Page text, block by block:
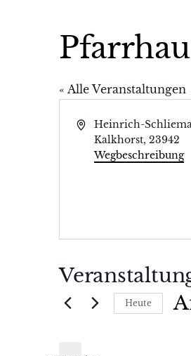
« Alle Veranstaltungen
AdresseHeinrich-
Kalkhorst, 23942
Wegbeschreibung
Heute